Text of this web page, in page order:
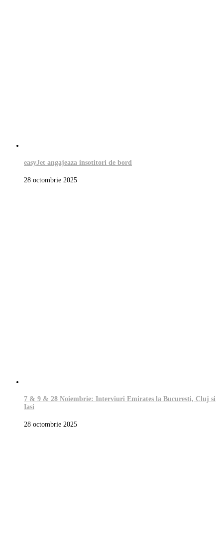
easyJet angajeaza insotitori de bord
28 octombrie 2025
7 & 9 & 28 Noiembrie: Interviuri Emirates la Bucuresti, Cluj si
Iasi
28 octombrie 2025